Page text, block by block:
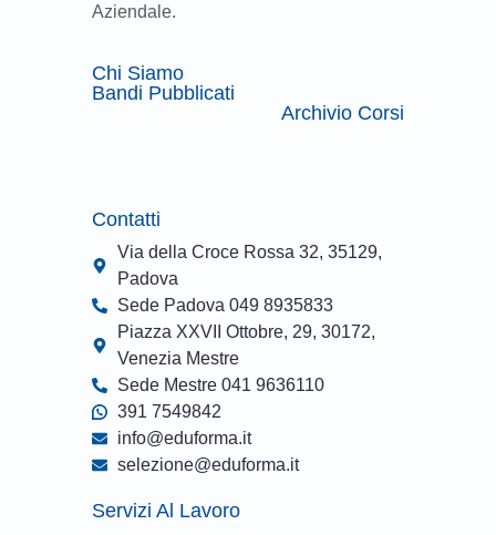
Aziendale.
Chi Siamo
Bandi Pubblicati
Archivio Corsi
Contatti
Via della Croce Rossa 32, 35129,
Padova
Sede Padova 049 8935833
Piazza XXVII Ottobre, 29, 30172,
Venezia Mestre
Sede Mestre 041 9636110
391 7549842
info@eduforma.it
selezione@eduforma.it
Servizi Al Lavoro